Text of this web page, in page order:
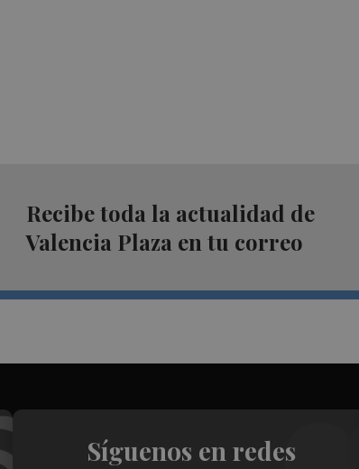
Recibe toda la actualidad de
Valencia Plaza en tu correo
Síguenos en redes